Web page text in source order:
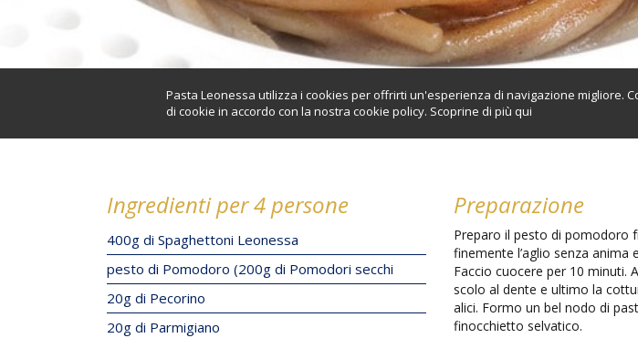
Pasta Leonessa utilizza i cookies per offrirti un'esperienza di navigazione migliore.
di cookie in accordo con la nostra cookie policy. Scoprine di più qui
Ingredienti per 4 persone
400g di Spaghettoni Leonessa
pesto di Pomodoro (200g di Pomodori secchi
20g di Pecorino
20g di Parmigiano
Preparazione
Preparo il pesto di pomodoro
finemente l’aglio senza anima
Faccio cuocere per 10 minuti.
scolo al dente e ultimo la
alici. Formo un bel nodo di
finocchietto selvatico.